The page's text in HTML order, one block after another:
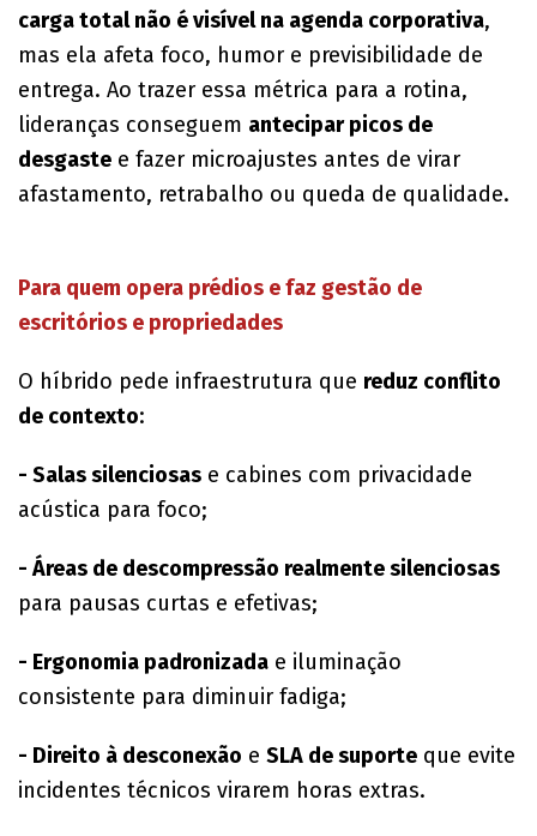
carga total não é visível na agenda corporativa,
mas ela afeta foco, humor e previsibilidade de
entrega. Ao trazer essa métrica para a rotina,
lideranças conseguem antecipar picos de
desgaste e fazer microajustes antes de virar
afastamento, retrabalho ou queda de qualidade.
Para quem opera prédios e faz gestão de
escritórios e propriedades
O híbrido pede infraestrutura que reduz conflito
de contexto:
- Salas silenciosas e cabines com privacidade
acústica para foco;
- Áreas de descompressão realmente silenciosas
para pausas curtas e efetivas;
- Ergonomia padronizada e iluminação
consistente para diminuir fadiga;
- Direito à desconexão e SLA de suporte que evite
incidentes técnicos virarem horas extras.